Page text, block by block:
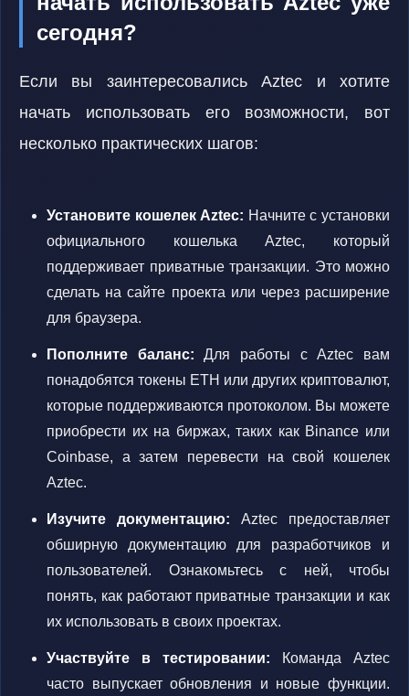
сегодня?
Если вы заинтересовались Aztec и хотите
начать использовать его возможности, вот
несколько практических шагов:
Установите кошелек Aztec: Начните с установки
официального кошелька Aztec, который
поддерживает приватные транзакции. Это можно
сделать на сайте проекта или через расширение
для браузера.
Пополните баланс: Для работы с Aztec вам
понадобятся токены ETH или других криптовалют,
которые поддерживаются протоколом. Вы можете
приобрести их на биржах, таких как Binance или
Coinbase, а затем перевести на свой кошелек
Aztec.
Изучите документацию: Aztec предоставляет
обширную документацию для разработчиков и
пользователей. Ознакомьтесь с ней, чтобы
понять, как работают приватные транзакции и как
их использовать в своих проектах.
Участвуйте в тестировании: Команда Aztec
часто выпускает обновления и новые функции.